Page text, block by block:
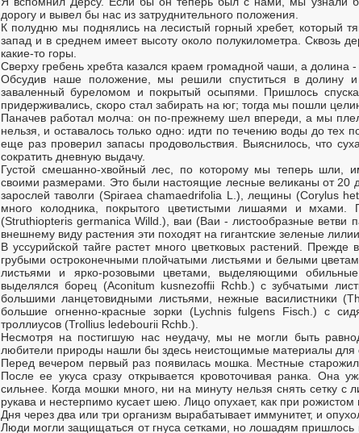
дорогу и вывел бы нас из затруднительного положения.
К полудню мы поднялись на лесистый горный хребет, который
запад и в среднем имеет высоту около полукилометра. Сквозь
какие-то горы.
Сверху гребень хребта казался краем громадной чаши, а долина
Обсудив наше положение, мы решили спуститься в долину
заваленный буреломом и покрытый осыпями. Пришлось
придерживались, скоро стал забирать на юг; тогда мы пошли
Паначев работал молча: он по-прежнему шел впереди, а мы
нельзя, и оставалось только одно: идти по течению воды до
еще раз проверил запасы продовольствия. Выяснилось, что
сократить дневную выдачу.
Густой смешанно-хвойный лес, по которому мы теперь шли,
своими размерами. Это были настоящие лесные великаны от 20
зарослей таволги (Spiraea chamaedrifolia L.), лещины (Corylus
много колодника, покрытого цветистыми лишаями и
(Struthiopteris germanica Willd.), ваи (Ваи - листообразные
внешнему виду растения эти походят на гигантские зеленые лилии.
В уссурийской тайге растет много цветковых растений.
грубыми остроконечными плойчатыми листьями и белыми
листьями и ярко-розовыми цветами, выделяющими
выделялся борец (Aconitum kusnezoffii Rchb.) с зубчатыми
большими ланцетовидными листьями, нежные василистники
большие огненно-красные зорки (Lychnis fulgens Fisch.) с
троллиусов (Trollius ledebourii Rchb.).
Несмотря на постигшую нас неудачу, мы не могли быть
любители природы нашли бы здесь неистощимые материалы для
Перед вечером первый раз появилась мошка. Местные
После ее укуса сразу открывается кровоточивая ранка. Она
сильнее. Когда мошки много, ни на минуту нельзя снять сетку
рукава и нестерпимо кусает шею. Лицо опухает, как при рожистом
Дня через два или три организм вырабатывает иммунитет, и
Люди могли защищаться от гнуса сетками, но лошадям